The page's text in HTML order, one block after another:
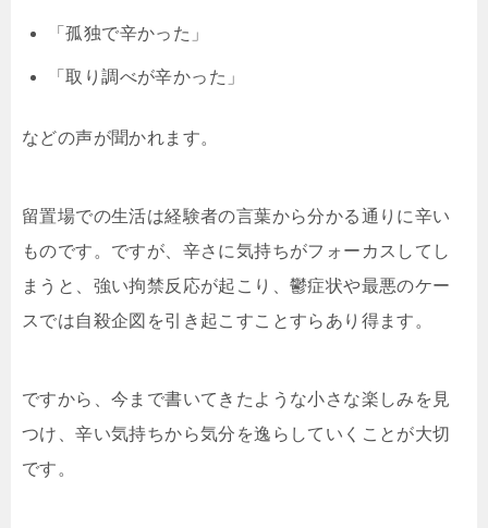
「孤独で辛かった」
「取り調べが辛かった」
などの声が聞かれます。
留置場での生活は経験者の言葉から分かる通りに辛い
ものです。ですが、辛さに気持ちがフォーカスしてし
まうと、強い拘禁反応が起こり、鬱症状や最悪のケー
スでは自殺企図を引き起こすことすらあり得ます。
ですから、今まで書いてきたような小さな楽しみを見
つけ、辛い気持ちから気分を逸らしていくことが大切
です。